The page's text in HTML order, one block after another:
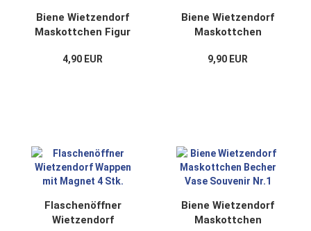
Biene Wietzendorf
Maskottchen Figur
4,90 EUR
Biene Wietzendorf
Maskottchen
Stk.
9,90 EUR
Flaschenöffner
Wietzendorf
Biene Wietzendorf
Maskottchen